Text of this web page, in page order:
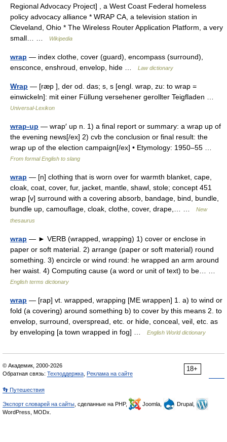
Regional Advocacy Project] , a West Coast Federal homeless
policy advocacy alliance * WRAP CA, a television station in
Cleveland, Ohio * The Wireless Router Application Platform, a very
small… …
Wikipedia
wrap — index clothe, cover (guard), encompass (surround),
ensconce, enshroud, envelop, hide …
Law dictionary
Wrap — [ræp ], der od. das; s, s [engl. wrap, zu: to wrap =
einwickeln]: mit einer Füllung versehener gerollter Teigfladen …
Universal-Lexikon
wrap-up — wrap′ up n. 1) a final report or summary: a wrap up of
the evening news[/ex] 2) cvb the conclusion or final result: the
wrap up of the election campaign[/ex] • Etymology: 1950–55 …
From formal English to slang
wrap — [n] clothing that is worn over for warmth blanket, cape,
cloak, coat, cover, fur, jacket, mantle, shawl, stole; concept 451
wrap [v] surround with a covering absorb, bandage, bind, bundle,
bundle up, camouflage, cloak, clothe, cover, drape,… …
New
thesaurus
wrap — ► VERB (wrapped, wrapping) 1) cover or enclose in
paper or soft material. 2) arrange (paper or soft material) round
something. 3) encircle or wind round: he wrapped an arm around
her waist. 4) Computing cause (a word or unit of text) to be… …
English terms dictionary
wrap — [rap] vt. wrapped, wrapping [ME wrappen] 1. a) to wind or
fold (a covering) around something b) to cover by this means 2. to
envelop, surround, overspread, etc. or hide, conceal, veil, etc. as
by enveloping [a town wrapped in fog] …
English World dictionary
18+
© Академик, 2000-2026
Обратная связь: Техподдержка Реклама на сайте
👣 Путешествия
Экспорт словарей на сайты , сделанные на PHP, Joomla,
Drupal,
WordPress, MODx.